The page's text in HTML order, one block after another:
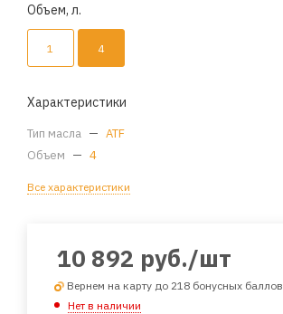
Объем, л.
1 4
Характеристики
Тип масла — ATF
Объем — 4
Все характеристики
10 892 руб./шт
Вернем на карту до 218 бонусных баллов
Нет в наличии